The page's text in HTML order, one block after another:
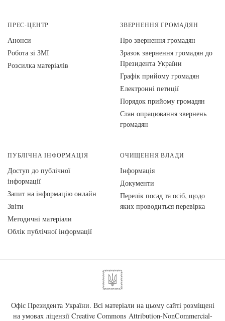
ПРЕС-ЦЕНТР
Анонси
Робота зі ЗМІ
Розсилка матеріалів
ЗВЕРНЕННЯ ГРОМАДЯН
Про звернення громадян
Зразок звернення громадян до
Президента України
Графік прийому громадян
Електронні петиції
Порядок прийому громадян
Стан опрацювання звернень
громадян
ПУБЛІЧНА ІНФОРМАЦІЯ
Доступ до публічної
інформації
Запит на інформацію онлайн
Звіти
Методичні матеріали
Облік публічної інформації
ОЧИЩЕННЯ ВЛАДИ
Інформація
Документи
Перелік посад та осіб, щодо
яких проводиться перевірка
Офіс Президента України. Всі матеріали на цьому сайті розміщені
на умовах ліцензії Creative Commons Attribution-NonCommercial-